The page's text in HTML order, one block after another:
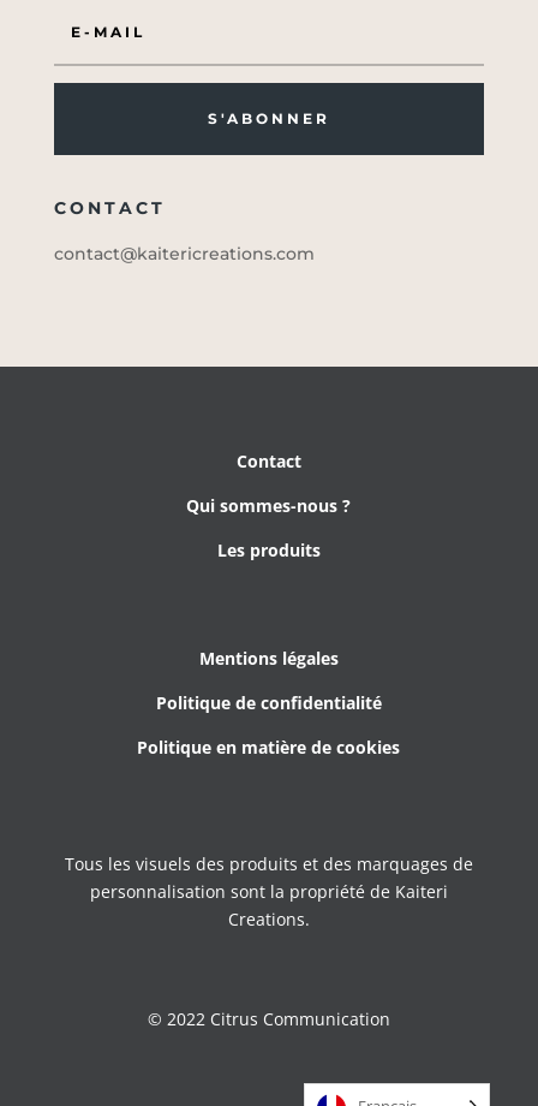
S'ABONNER
CONTACT
contact@kaitericreations.com
Contact
Qui sommes-nous ?
Les produits
Mentions légales
Politique de confidentialité
Politique en matière de cookies
Tous les visuels des produits et des marquages de
personnalisation sont la propriété de Kaiteri
Creations.
© 2022 Citrus Communication